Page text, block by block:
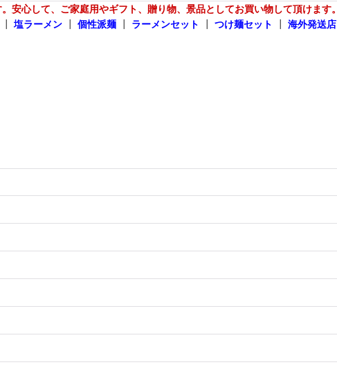
安心して、ご家庭用やギフト、贈り物、景品としてお買い物して頂けます。
塩ラーメン 個性派麺 ラーメンセット つけ麺セット 海外発送店